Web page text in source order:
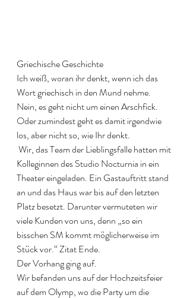
Griechische Geschichte
Ich weiß, woran ihr denkt, wenn ich das
Wort griechisch in den Mund nehme.
Nein, es geht nicht um einen Arschfick.
Oder zumindest geht es damit irgendwie
los, aber nicht so, wie Ihr denkt.
Kolleginnen des Studio Nocturnia in ein
Theater eingeladen. Ein Gastauftritt stand
an und das Haus war bis auf den letzten
Platz besetzt. Darunter vermuteten wir
viele Kunden von uns, denn „so ein
bisschen SM kommt möglicherweise im
Stück vor.“ Zitat Ende.
Der Vorhang ging auf.
Wir befanden uns auf der Hochzeitsfeier
auf dem Olymp, wo die Party um die